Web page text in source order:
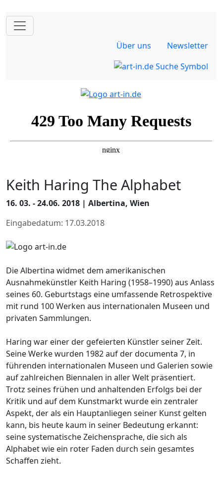
Über uns Newsletter
Keith Haring The Alphabet
16. 03. - 24.06. 2018 | Albertina, Wien
Eingabedatum: 17.03.2018
Die Albertina widmet dem amerikanischen
Ausnahmekünstler Keith Haring (1958–1990) aus Anlass
seines 60. Geburtstags eine umfassende Retrospektive
mit rund 100 Werken aus internationalen Museen und
privaten Sammlungen.
Haring war einer der gefeierten Künstler seiner Zeit.
Seine Werke wurden 1982 auf der documenta 7, in
führenden internationalen Museen und Galerien sowie
auf zahlreichen Biennalen in aller Welt präsentiert.
Trotz seines frühen und anhaltenden Erfolgs bei der
Kritik und auf dem Kunstmarkt wurde ein zentraler
Aspekt, der als ein Hauptanliegen seiner Kunst gelten
kann, bis heute kaum in seiner Bedeutung erkannt:
seine systematische Zeichensprache, die sich als
Alphabet wie ein roter Faden durch sein gesamtes
Schaffen zieht.